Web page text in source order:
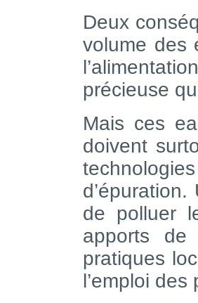
Deux
volume des
précieuse
Mais ces
doivent
de polluer
apports
pratiques
l’emploi